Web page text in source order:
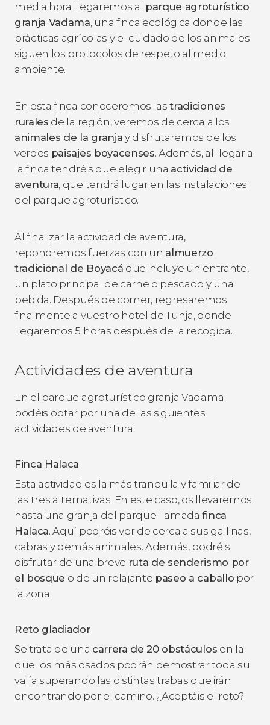
media hora llegaremos al parque agroturístico
granja Vadama, una finca ecológica donde las
prácticas agrícolas y el cuidado de los animales
siguen los protocolos de respeto al medio
ambiente.
En esta finca conoceremos lastradiciones
rurales de la región, veremos de cerca a los
animales de la granja y disfrutaremos de los
verdes paisajes boyacenses. Además, al llegar a
la finca tendréis que elegir una actividad de
aventura, que tendrá lugar en las instalaciones
del parque agroturístico.
Al finalizar la actividad de aventura,
repondremos fuerzas con un almuerzo
tradicional de Boyacá que incluye un entrante,
un plato principal de carne o pescado y una
bebida. Después de comer, regresaremos
finalmente a vuestro hotel de Tunja, donde
llegaremos 5 horas después de la recogida.
Actividades de aventura
En el parque agroturístico granja Vadama
podéis optar por una de las siguientes
actividades de aventura:
Finca Halaca
Esta actividad es la más tranquila y familiar de
las tres alternativas. En este caso, os llevaremos
hasta una granja del parque llamadafinca
Halaca. Aquí podréis ver de cerca a sus gallinas,
cabras y demás animales. Además, podréis
disfrutar de una breve ruta de senderismo por
el bosque o de un relajante paseo a caballo por
la zona.
Reto gladiador
Se trata de una carrera de 20 obstáculos en la
que los más osados podrán demostrar toda su
valía superando las distintas trabas que irán
encontrando por el camino. ¿Aceptáis el reto?